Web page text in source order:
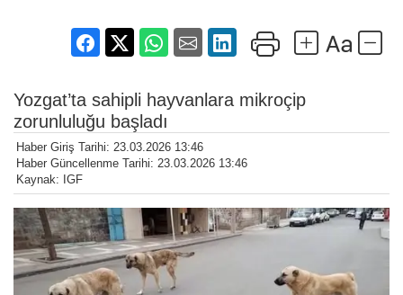
Yozgat’ta sahipli hayvanlara mikroçip
zorunluluğu başladı
Haber Giriş Tarihi: 23.03.2026 13:46
Haber Güncellenme Tarihi: 23.03.2026 13:46
Kaynak: IGF